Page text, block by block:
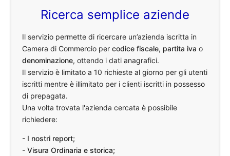
Ricerca semplice aziende
Il servizio permette di ricercare un’azienda iscritta in
Camera di Commercio percodice fiscale, partita iva o
denominazione, ottendo i dati anagrafici.
Il servizio è limitato a 10 richieste al giorno per gli utenti
iscritti mentre è illimitato per i clienti iscritti in possesso
di prepagata.
Una volta trovata l'azienda cercata è possibile
richiedere:
- I nostri report;
- Visura Ordinaria e storica;